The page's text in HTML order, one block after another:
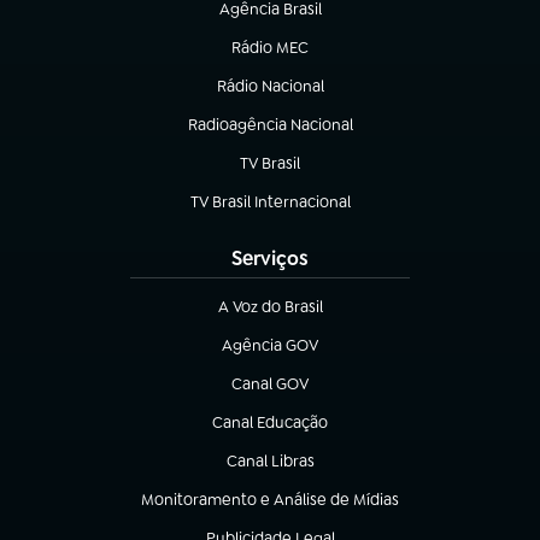
Agência Brasil
(abre em nova aba)
Rádio MEC
Rádio Nacional
(abre em nova aba)
Radioagência Nacional
(abre em nova aba)
TV Brasil
(abre em nova aba)
TV Brasil Internacional
(abre em nova aba)
Serviços
A Voz do Brasil
(abre em nova aba)
Agência GOV
(abre em nova aba)
Canal GOV
(abre em nova aba)
Canal Educação
(abre em nova aba)
Canal Libras
(abre em nova aba)
Monitoramento e Análise de Mídias
(abre em nova aba)